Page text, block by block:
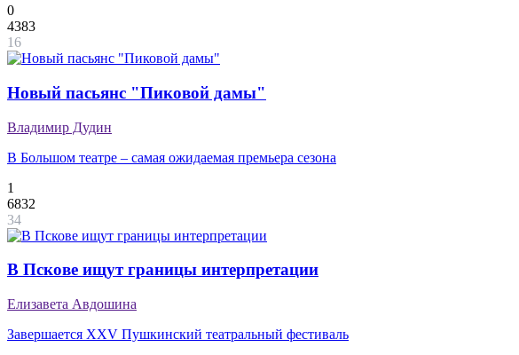
0
4383
16
Новый пасьянс "Пиковой дамы"
Владимир Дудин
В Большом театре – самая ожидаемая премьера сезона
1
6832
34
В Пскове ищут границы интерпретации
Елизавета Авдошина
Завершается XXV Пушкинский театральный фестиваль